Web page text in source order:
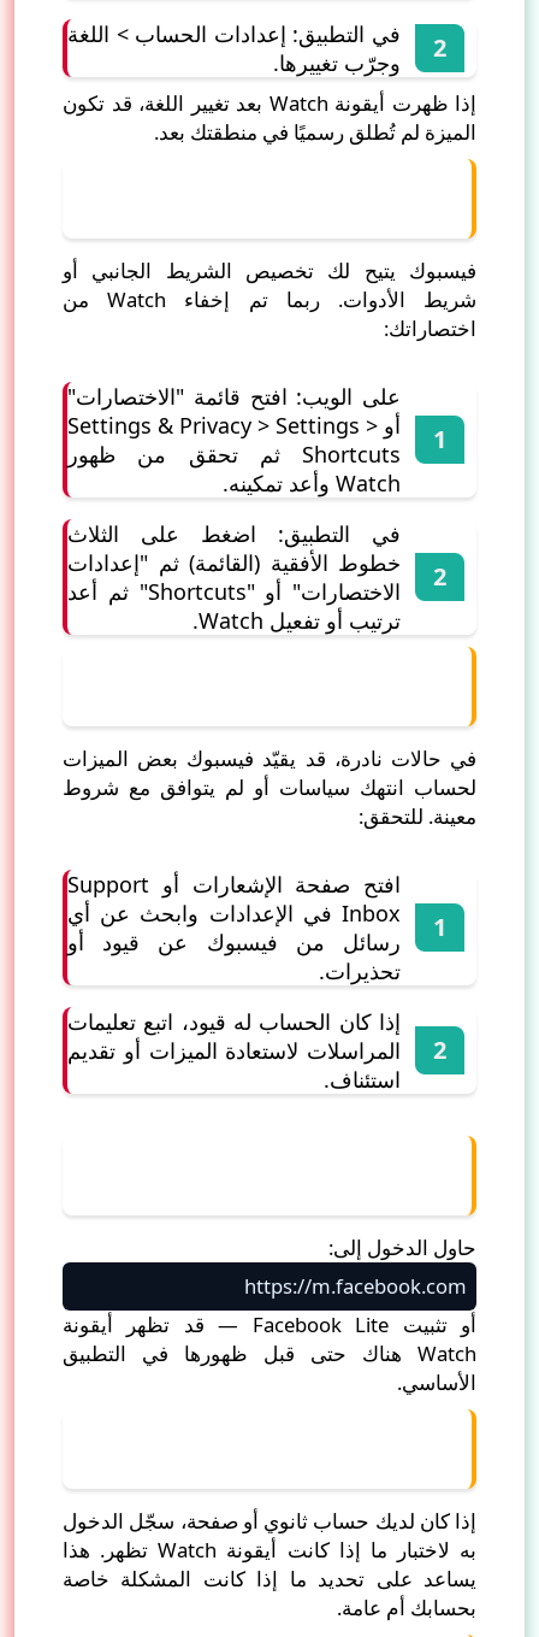
في التطبيق: إعدادات الحساب > اللغة
وجرّب تغييرها.
إذا ظهرت أيقونة Watch بعد تغيير اللغة، قد تكون
الميزة لم تُطلق رسميًا في منطقتك بعد.
فيسبوك يتيح لك تخصيص الشريط الجانبي أو
شريط الأدوات. ربما تم إخفاء Watch من
اختصاراتك:
على الويب: افتح قائمة "الاختصارات"
أو Settings & Privacy > Settings >
Shortcuts ثم تحقق من ظهور
Watch وأعد تمكينه.
في التطبيق: اضغط على الثلاث
خطوط الأفقية (القائمة) ثم "إعدادات
الاختصارات" أو "Shortcuts" ثم أعد
ترتيب أو تفعيل Watch.
في حالات نادرة، قد يقيّد فيسبوك بعض الميزات
لحساب انتهك سياسات أو لم يتوافق مع شروط
معينة. للتحقق:
افتح صفحة الإشعارات أو Support
Inbox في الإعدادات وابحث عن أي
رسائل من فيسبوك عن قيود أو
تحذيرات.
إذا كان الحساب له قيود، اتبع تعليمات
المراسلات لاستعادة الميزات أو تقديم
استئناف.
حاول الدخول إلى:
https://m.facebook.com
أو تثبيت Facebook Lite — قد تظهر أيقونة
Watch هناك حتى قبل ظهورها في التطبيق
الأساسي.
إذا كان لديك حساب ثانوي أو صفحة، سجّل الدخول
به لاختبار ما إذا كانت أيقونة Watch تظهر. هذا
يساعد على تحديد ما إذا كانت المشكلة خاصة
بحسابك أم عامة.